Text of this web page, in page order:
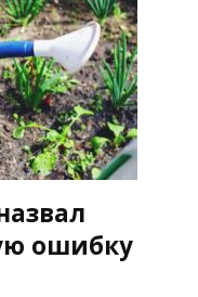
ошибку